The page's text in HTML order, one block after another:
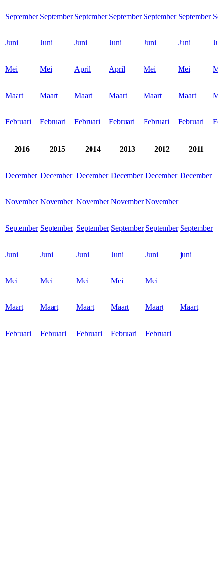
September September September September September September
Juni Juni Juni Juni Juni Juni
Mei Mei April April Mei Mei
Maart Maart Maart Maart Maart Maart
Februari Februari Februari Februari Februari Februari
2016 2015 2014 2013 2012 2011
December December December December December December
November November November November November
September September September September September September
Juni Juni Juni Juni Juni juni
Mei Mei Mei Mei Mei
Maart Maart Maart Maart Maart Maart
Februari Februari Februari Februari Februari